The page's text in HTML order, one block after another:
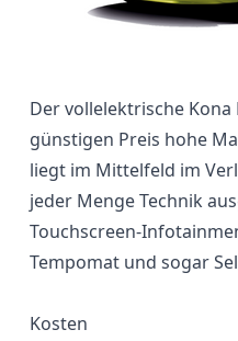
Der vollelektrische
günstigen Preis hohe
liegt im Mittelfeld im
jeder Menge Technik
Touchscreen-
Tempomat und sogar
Kosten